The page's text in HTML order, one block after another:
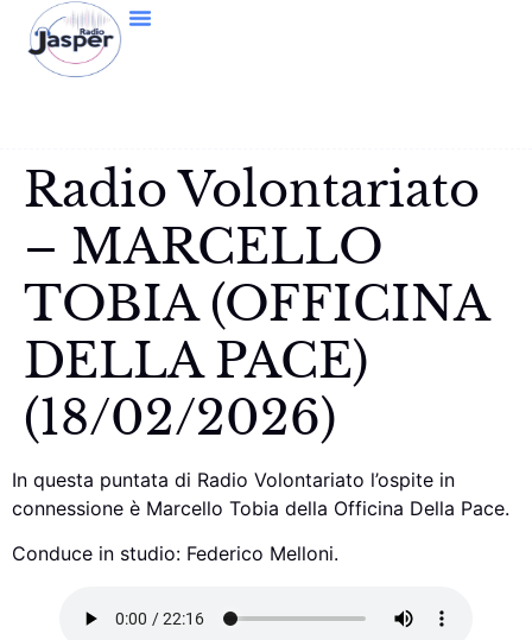
Radio Volontariato
– MARCELLO
TOBIA (OFFICINA
DELLA PACE)
(18/02/2026)
In questa puntata di Radio Volontariato l’ospite in
connessione è Marcello Tobia della Officina Della Pace.
Conduce in studio: Federico Melloni.